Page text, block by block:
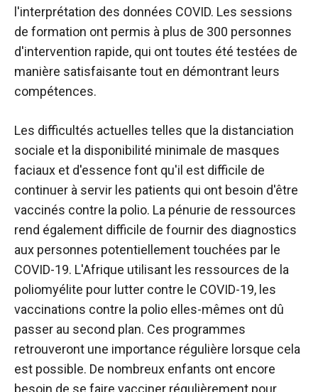
l'interprétation des données COVID. Les sessions
de formation ont permis à plus de 300 personnes
d'intervention rapide, qui ont toutes été testées de
manière satisfaisante tout en démontrant leurs
compétences.
Les difficultés actuelles telles que la distanciation
sociale et la disponibilité minimale de masques
faciaux et d'essence font qu'il est difficile de
continuer à servir les patients qui ont besoin d'être
vaccinés contre la polio. La pénurie de ressources
rend également difficile de fournir des diagnostics
aux personnes potentiellement touchées par le
COVID-19. L'Afrique utilisant les ressources de la
poliomyélite pour lutter contre le COVID-19, les
vaccinations contre la polio elles-mêmes ont dû
passer au second plan. Ces programmes
retrouveront une importance régulière lorsque cela
est possible. De nombreux enfants ont encore
besoin de se faire vacciner régulièrement pour